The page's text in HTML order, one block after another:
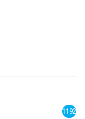
1192